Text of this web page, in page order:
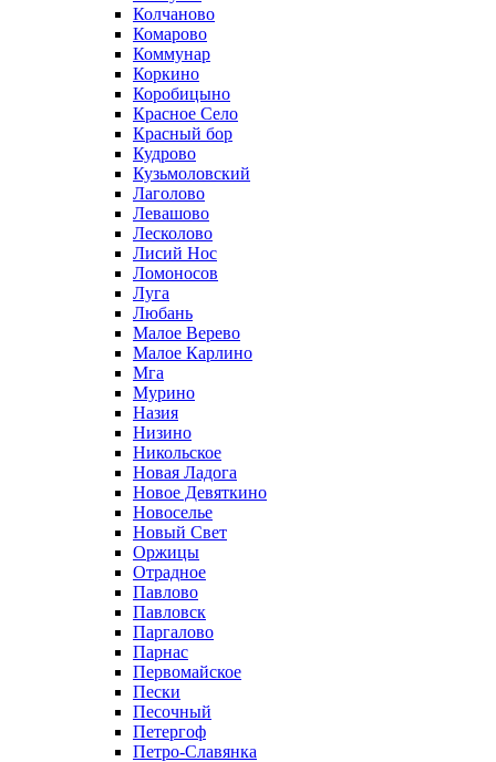
Колчаново
Комарово
Коммунар
Коркино
Коробицыно
Красное Село
Красный бор
Кудрово
Кузьмоловский
Лаголово
Левашово
Лесколово
Лисий Нос
Ломоносов
Луга
Любань
Малое Верево
Малое Карлино
Мга
Мурино
Назия
Низино
Никольское
Новая Ладога
Новое Девяткино
Новоселье
Новый Свет
Оржицы
Отрадное
Павлово
Павловск
Паргалово
Парнас
Первомайское
Пески
Песочный
Петергоф
Петро-Славянка